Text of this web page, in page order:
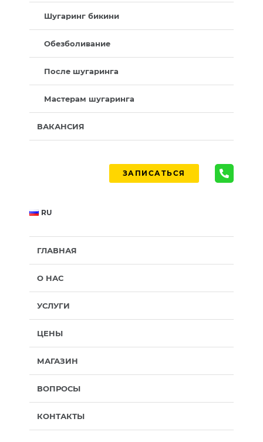
Шугаринг бикини
Обезболивание
После шугаринга
Мастерам шугаринга
ВАКАНСИЯ
ЗАПИСАТЬСЯ
RU
ГЛАВНАЯ
О НАС
УСЛУГИ
ЦЕНЫ
МАГАЗИН
ВОПРОСЫ
КОНТАКТЫ